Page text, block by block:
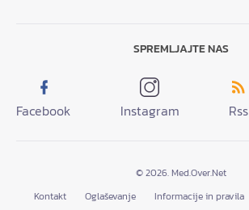
SPREMLJAJTE NAS
Facebook Instagram Rss
© 2026. Med.Over.Net
Kontakt
Oglaševanje Informacije in pravila